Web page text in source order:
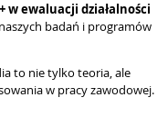
w ewaluacji działalności
badań i programów
to nie tylko teoria, ale
w pracy zawodowej.